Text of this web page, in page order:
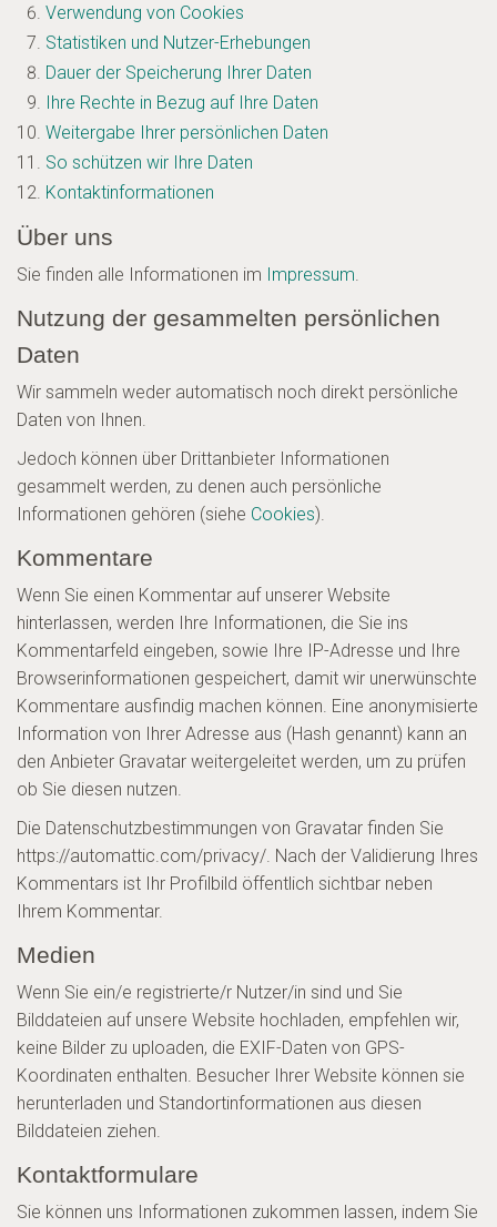
Verwendung von Cookies
Statistiken und Nutzer-Erhebungen
Dauer der Speicherung Ihrer Daten
Ihre Rechte in Bezug auf Ihre Daten
Weitergabe Ihrer persönlichen Daten
So schützen wir Ihre Daten
Kontaktinformationen
Über uns
Sie finden alle Informationen im Impressum.
Nutzung der gesammelten persönlichen
Daten
Wir sammeln weder automatisch noch direkt persönliche
Daten von Ihnen.
Jedoch können über Drittanbieter Informationen
gesammelt werden, zu denen auch persönliche
Informationen gehören (siehe Cookies).
Kommentare
Wenn Sie einen Kommentar auf unserer Website
hinterlassen, werden Ihre Informationen, die Sie ins
Kommentarfeld eingeben, sowie Ihre IP-Adresse und Ihre
Browserinformationen gespeichert, damit wir unerwünschte
Kommentare ausfindig machen können. Eine anonymisierte
Information von Ihrer Adresse aus (Hash genannt) kann an
den Anbieter Gravatar weitergeleitet werden, um zu prüfen
ob Sie diesen nutzen.
Die Datenschutzbestimmungen von Gravatar finden Sie
https://automattic.com/privacy/. Nach der Validierung Ihres
Kommentars ist Ihr Profilbild öffentlich sichtbar neben
Ihrem Kommentar.
Medien
Wenn Sie ein/e registrierte/r Nutzer/in sind und Sie
Bilddateien auf unsere Website hochladen, empfehlen wir,
keine Bilder zu uploaden, die EXIF-Daten von GPS-
Koordinaten enthalten. Besucher Ihrer Website können sie
herunterladen und Standortinformationen aus diesen
Bilddateien ziehen.
Kontaktformulare
Sie können uns Informationen zukommen lassen, indem Sie